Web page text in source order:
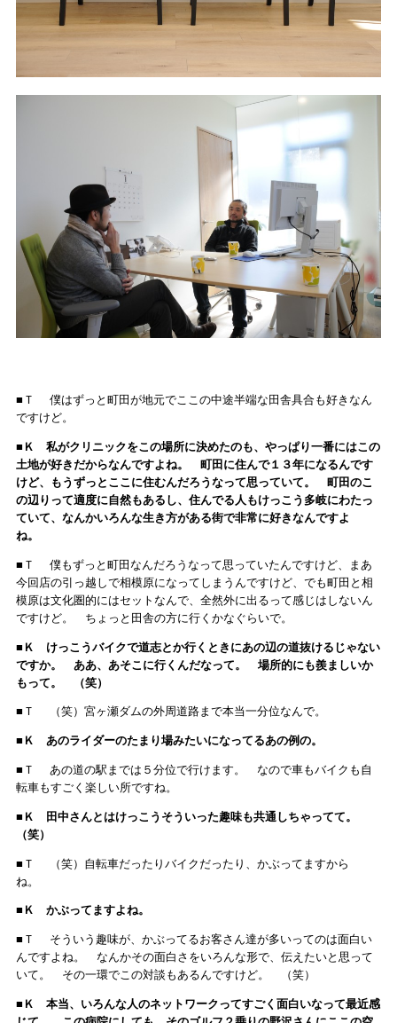
■Ｔ 僕はずっと町田が地元でここの中途半端な田舎具合も好きなん
ですけど。
■Ｋ 私がクリニックをこの場所に決めたのも、やっぱり一番にはこの
土地が好きだからなんですよね。 町田に住んで１３年になるんです
けど、もうずっとここに住むんだろうなって思っていて。 町田のこ
の辺りって適度に自然もあるし、住んでる人もけっこう多岐にわたっ
ていて、なんかいろんな生き方がある街で非常に好きなんですよ
ね。
■Ｔ 僕もずっと町田なんだろうなって思っていたんですけど、まあ
今回店の引っ越しで相模原になってしまうんですけど、でも町田と相
模原は文化圏的にはセットなんで、全然外に出るって感じはしないん
ですけど。 ちょっと田舎の方に行くかなぐらいで。
■Ｋ けっこうバイクで道志とか行くときにあの辺の道抜けるじゃない
ですか。 ああ、あそこに行くんだなって。 場所的にも羨ましいか
もって。 （笑）
■Ｔ （笑）宮ヶ瀬ダムの外周道路まで本当一分位なんで。
■Ｋ あのライダーのたまり場みたいになってるあの例の。
■Ｔ あの道の駅までは５分位で行けます。 なので車もバイクも自
転車もすごく楽しい所ですね。
■Ｋ 田中さんとはけっこうそういった趣味も共通しちゃってて。
（笑）
■Ｔ （笑）自転車だったりバイクだったり、かぶってますから
ね。
■Ｋ かぶってますよね。
■Ｔ そういう趣味が、かぶってるお客さん達が多いってのは面白い
んですよね。 なんかその面白さをいろんな形で、伝えたいと思って
いて。 その一環でこの対談もあるんですけど。 （笑）
■Ｋ 本当、いろんな人のネットワークってすごく面白いなって最近感